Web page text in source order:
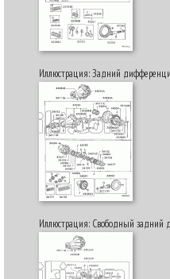
Иллюстрация: Задний
Иллюстрация: Свободный